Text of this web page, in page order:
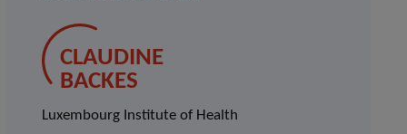
CLAUDINE
BACKES
Luxembourg Institute of Health